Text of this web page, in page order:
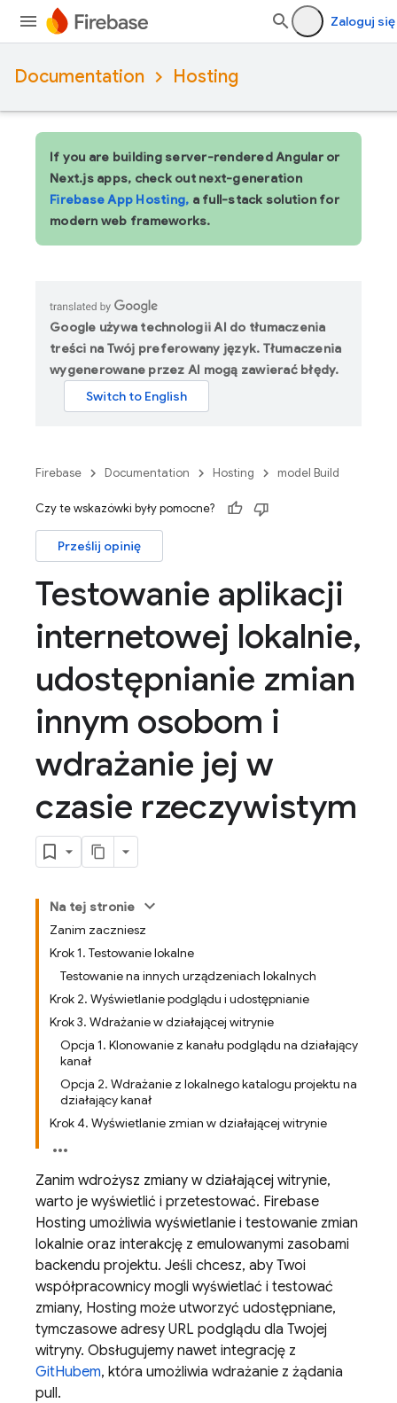
Zaloguj się
Documentation Hosting
If you are building server-rendered Angular or
Next.js apps, check out next-generation
Firebase App Hosting, a full-stack solution for
modern web frameworks.
Google używa technologii AI do tłumaczenia
treści na Twój preferowany język. Tłumaczenia
wygenerowane przez AI mogą zawierać błędy.
Firebase Documentation Hosting model Build
Czy te wskazówki były pomocne?
Prześlij opinię
Testowanie aplikacji
internetowej lokalnie,
udostępnianie zmian
innym osobom i
wdrażanie jej w
czasie rzeczywistym
Na tej stronie
Zanim zaczniesz
Krok 1. Testowanie lokalne
Testowanie na innych urządzeniach lokalnych
Krok 2. Wyświetlanie podglądu i udostępnianie
Krok 3. Wdrażanie w działającej witrynie
Opcja 1. Klonowanie z kanału podglądu na działający
kanał
Opcja 2. Wdrażanie z lokalnego katalogu projektu na
działający kanał
Krok 4. Wyświetlanie zmian w działającej witrynie
Zanim wdrożysz zmiany w działającej witrynie,
warto je wyświetlić i przetestować. Firebase
Hosting umożliwia wyświetlanie i testowanie zmian
lokalnie oraz interakcję z emulowanymi zasobami
backendu projektu. Jeśli chcesz, aby Twoi
współpracownicy mogli wyświetlać i testować
zmiany, Hosting może utworzyć udostępniane,
tymczasowe adresy URL podglądu dla Twojej
witryny. Obsługujemy nawet integrację z
GitHubem, która umożliwia wdrażanie z żądania
pull.